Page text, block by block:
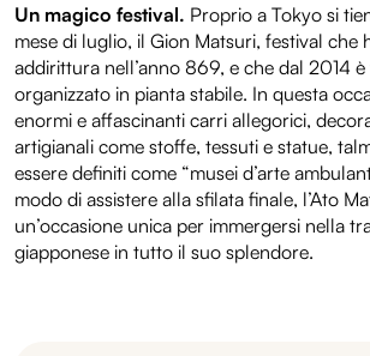
Un magico festival. Proprio a Tokyo si
mese di luglio, il Gion Matsuri, festival che
addirittura nell’anno 869, e che dal 2014
organizzato in pianta stabile. In questa
enormi e affascinanti carri allegorici,
artigianali come stoffe, tessuti e statue,
essere definiti come “musei d’arte
modo di assistere alla sfilata finale, l’Ato
un’occasione unica per immergersi nella
giapponese in tutto il suo splendore.